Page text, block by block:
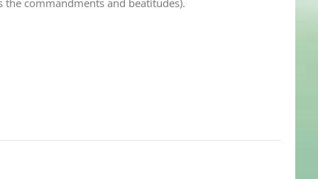
the commandments and beatitudes).